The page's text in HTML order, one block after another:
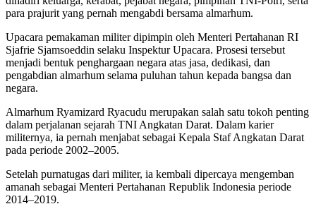
para prajurit yang pernah mengabdi bersama almarhum.
Upacara pemakaman militer dipimpin oleh Menteri Pertahanan RI
Sjafrie Sjamsoeddin selaku Inspektur Upacara. Prosesi tersebut
menjadi bentuk penghargaan negara atas jasa, dedikasi, dan
pengabdian almarhum selama puluhan tahun kepada bangsa dan
negara.
Almarhum Ryamizard Ryacudu merupakan salah satu tokoh penting
dalam perjalanan sejarah TNI Angkatan Darat. Dalam karier
militernya, ia pernah menjabat sebagai Kepala Staf Angkatan Darat
pada periode 2002–2005.
Setelah purnatugas dari militer, ia kembali dipercaya mengemban
amanah sebagai Menteri Pertahanan Republik Indonesia periode
2014–2019.